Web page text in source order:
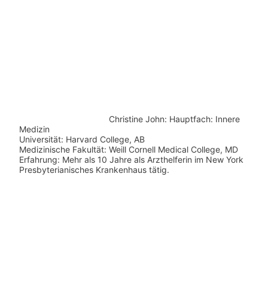
Christine John: Hauptfach: Innere
Medizin
Universität: Harvard College, AB
Medizinische Fakultät: Weill Cornell Medical College, MD
Erfahrung: Mehr als 10 Jahre als Arzthelferin im New York
Presbyterianisches Krankenhaus tätig.